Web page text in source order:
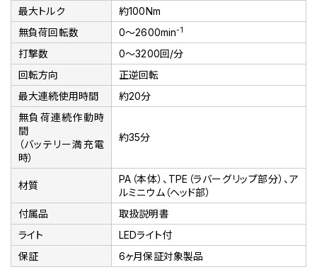
最大トルク
約100Nm
無負荷回転数
0～2600min-1
打撃数
0～3200回/分
回転方向
正逆回転
最大連続使用時間
約20分
無負荷連続作動時
間
（バッテリー満充電
時）
約35分
材質
PA（本体）、TPE（ラバーグリップ部分）、ア
ルミニウム（ヘッド部）
付属品
取扱説明書
ライト
LEDライト付
保証
6ヶ月保証対象製品